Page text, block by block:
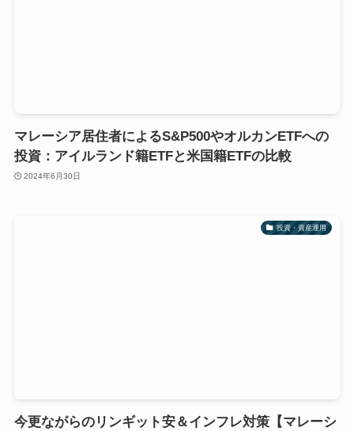
マレーシア居住者によるS&P500やオルカンETFへの
投資：アイルランド籍ETFと米国籍ETFの比較
2024年6月30日
投資・資産運用
今更ながらのリンギット安＆インフレ対策【マレーシ